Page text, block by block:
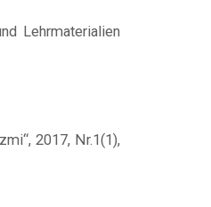
Lehrmaterialien
2017, Nr.1(1),